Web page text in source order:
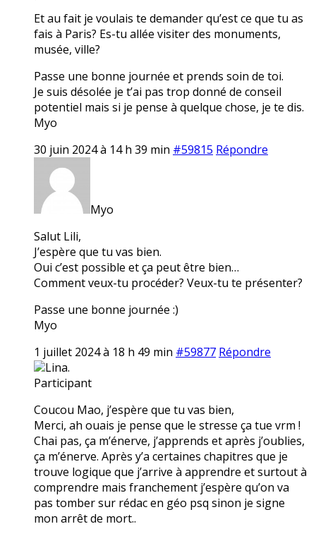
Et au fait je voulais te demander qu’est ce que tu as
fais à Paris? Es-tu allée visiter des monuments,
musée, ville?
Passe une bonne journée et prends soin de toi.
Je suis désolée je t’ai pas trop donné de conseil
potentiel mais si je pense à quelque chose, je te dis.
Myo
30 juin 2024 à 14 h 39 min #59815 Répondre
Myo
Salut Lili,
J’espère que tu vas bien.
Oui c’est possible et ça peut être bien…
Comment veux-tu procéder? Veux-tu te présenter?
Passe une bonne journée :)
Myo
1 juillet 2024 à 18 h 49 min #59877 Répondre
Lina.
Participant
Coucou Mao, j’espère que tu vas bien,
Merci, ah ouais je pense que le stresse ça tue vrm !
Chai pas, ça m’énerve, j’apprends et après j’oublies,
ça m’énerve. Après y’a certaines chapitres que je
trouve logique que j’arrive à apprendre et surtout à
comprendre mais franchement j’espère qu’on va
pas tomber sur rédac en géo psq sinon je signe
mon arrêt de mort..